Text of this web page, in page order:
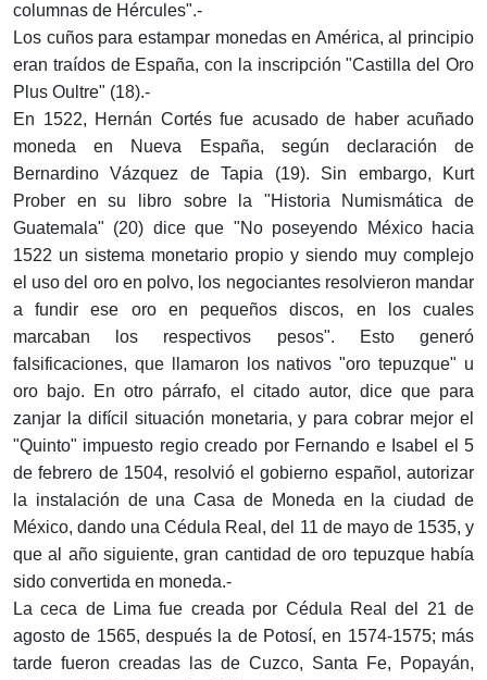
columnas de Hércules".-
Los cuños para estampar monedas en América, al principio
eran traídos de España, con la inscripción "Castilla del Oro
Plus Oultre" (18).-
En 1522, Hernán Cortés fue acusado de haber acuñado
moneda en Nueva España, según declaración de
Bernardino Vázquez de Tapia (19). Sin embargo, Kurt
Prober en su libro sobre la "Historia Numismática de
Guatemala" (20) dice que "No poseyendo México hacia
1522 un sistema monetario propio y siendo muy complejo
el uso del oro en polvo, los negociantes resolvieron mandar
a fundir ese oro en pequeños discos, en los cuales
marcaban los respectivos pesos". Esto generó
falsificaciones, que llamaron los nativos "oro tepuzque" u
oro bajo. En otro párrafo, el citado autor, dice que para
zanjar la difícil situación monetaria, y para cobrar mejor el
"Quinto" impuesto regio creado por Fernando e Isabel el 5
de febrero de 1504, resolvió el gobierno español, autorizar
la instalación de una Casa de Moneda en la ciudad de
México, dando una Cédula Real, del 11 de mayo de 1535, y
que al año siguiente, gran cantidad de oro tepuzque había
sido convertida en moneda.-
La ceca de Lima fue creada por Cédula Real del 21 de
agosto de 1565, después la de Potosí, en 1574-1575; más
tarde fueron creadas las de Cuzco, Santa Fe, Popayán,